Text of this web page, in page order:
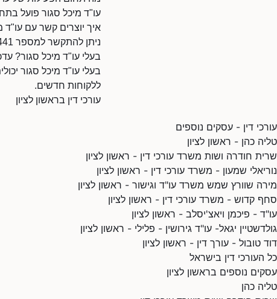
עו"ד מיכל סגור פועל
איך יוצרים קשר עם עו"ד
ניתן להתקשר למספר 0548085441.
בעלי עו"ד מיכל סגור?
בעלי עו"ד מיכל סגור
ללקוחות חדשים.
עורכי דין בראשון לציון
עורכי דין - עסקים נוספים
טליה כהן - ראשון לציון
שרית חודרה ושות משרד עורכי דין - ראשון לציון
נוריאלי שמעון - משרד עורכי דין - ראשון לציון
מירה שוורץ שמש משרד עו"ד וגישור - ראשון לציון
סחף קדוש - משרד עורכי דין - ראשון לציון
עו"ד - פיכמן ויאצ'יסלב - ראשון לציון
גולדשטיין יגאל- עו"ד גירושין - פלילי - ראשון לציון
דוד טובול - עורך דין - ראשון לציון
כל העורכי דין בישראל
עסקים נוספים בראשון לציון
טליה כהן